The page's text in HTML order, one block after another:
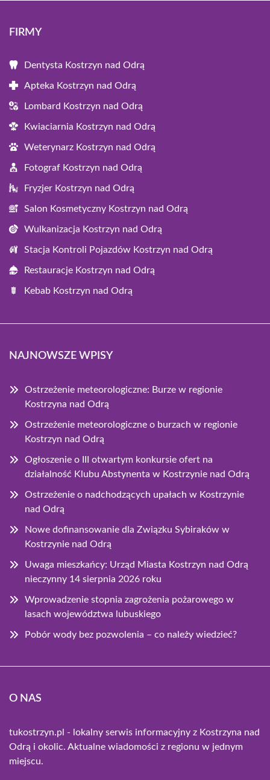
FIRMY
Dentysta Kostrzyn nad Odrą
Apteka Kostrzyn nad Odrą
Lombard Kostrzyn nad Odrą
Kwiaciarnia Kostrzyn nad Odrą
Weterynarz Kostrzyn nad Odrą
Fotograf Kostrzyn nad Odrą
Fryzjer Kostrzyn nad Odrą
Salon Kosmetyczny Kostrzyn nad Odrą
Wulkanizacja Kostrzyn nad Odrą
Stacja Kontroli Pojazdów Kostrzyn nad Odrą
Restauracje Kostrzyn nad Odrą
Kebab Kostrzyn nad Odrą
NAJNOWSZE WPISY
Ostrzeżenie meteorologiczne: Burze w regionie
Kostrzyna nad Odrą
Ostrzeżenie meteorologiczne o burzach w regionie
Kostrzyn nad Odrą
Ogłoszenie o III otwartym konkursie ofert na
działalność Klubu Abstynenta w Kostrzynie nad Odrą
Ostrzeżenie o nadchodzących upałach w Kostrzynie
nad Odrą
Nowe dofinansowanie dla Związku Sybiraków w
Kostrzynie nad Odrą
Uwaga mieszkańcy: Urząd Miasta Kostrzyn nad Odrą
nieczynny 14 sierpnia 2026 roku
Wprowadzenie stopnia zagrożenia pożarowego w
lasach województwa lubuskiego
Pobór wody bez pozwolenia – co należy wiedzieć?
O NAS
tukostrzyn.pl - lokalny serwis informacyjny z Kostrzyna nad
Odrą i okolic. Aktualne wiadomości z regionu w jednym
miejscu.